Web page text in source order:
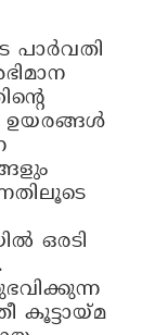
പാര്‍വതി
ഉയരങ്ങള്‍
ഒരടി
കൂട്ടായ്മ